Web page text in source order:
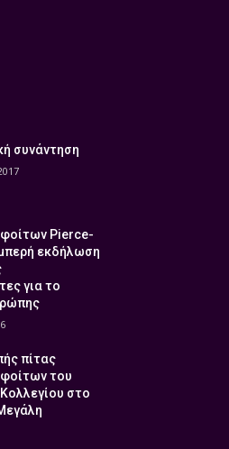
συνάντηση
Pierce-
εκδήλωση
για το
πίτας
του
στο